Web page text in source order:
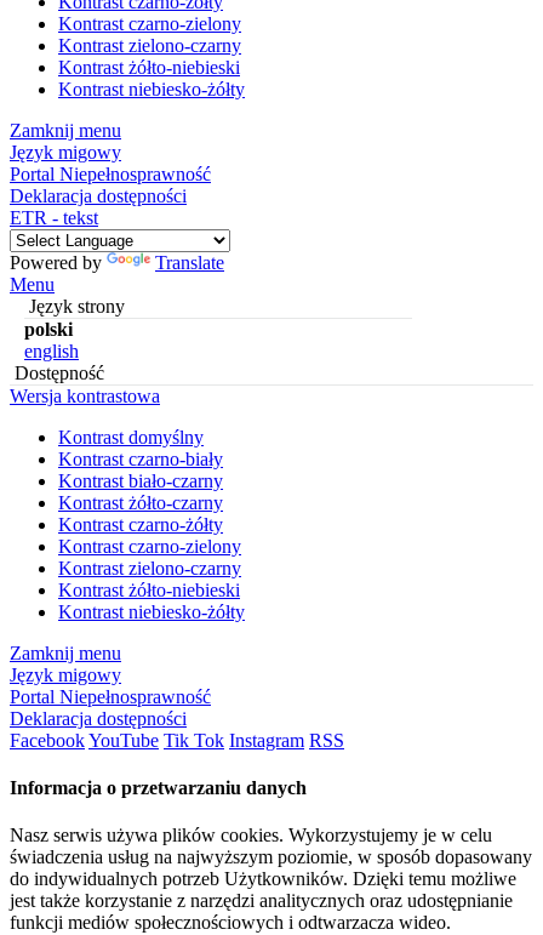
Kontrast czarno-zielony
Kontrast zielono-czarny
Kontrast żółto-niebieski
Kontrast niebiesko-żółty
Zamknij menu
Język migowy
Portal Niepełnosprawność
Deklaracja dostępności
ETR - tekst
Powered by
Translate
Menu
Język strony
polski
english
Dostępność
Wersja kontrastowa
Kontrast domyślny
Kontrast czarno-biały
Kontrast biało-czarny
Kontrast żółto-czarny
Kontrast czarno-żółty
Kontrast czarno-zielony
Kontrast zielono-czarny
Kontrast żółto-niebieski
Kontrast niebiesko-żółty
Zamknij menu
Język migowy
Portal Niepełnosprawność
Deklaracja dostępności
FacebookYouTube Tik Tok Instagram RSS
Informacja o przetwarzaniu danych
Nasz serwis używa plików cookies. Wykorzystujemy je w celu
świadczenia usług na najwyższym poziomie, w sposób dopasowany
do indywidualnych potrzeb Użytkowników. Dzięki temu możliwe
jest także korzystanie z narzędzi analitycznych oraz udostępnianie
funkcji mediów społecznościowych i odtwarzacza wideo.